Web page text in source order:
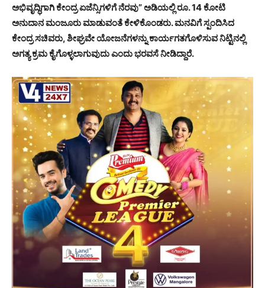
ಅಭಿವೃದ್ಧಿಗಾಗಿ ಕೇಂದ್ರ ಏಜೆನ್ಸಿಗಳಿಗೆ ನೆರವು” ಅಡಿಯಲ್ಲಿ ರೂ. 14 ಕೋಟಿ
ಅನುದಾನ ಮಂಜೂರು ಮಾಡುವಂತೆ ಕೇಳಿಕೊಂಡರು. ಮನವಿಗೆ ಸ್ಪಂದಿಸಿದ
ಕೇಂದ್ರ ಸಚಿವರು, ಶೀಘ್ರವೇ ಯೋಜನೆಗಳನ್ನು ಕಾರ್ಯಗತಗೊಳಿಸುವ ನಿಟ್ಟಿನಲ್ಲಿ
ಅಗತ್ಯ ಕ್ರಮ ಕೈಗೊಳ್ಳಲಾಗುವುದು ಎಂದು ಭರವಸೆ ನೀಡಿದ್ದಾರೆ.